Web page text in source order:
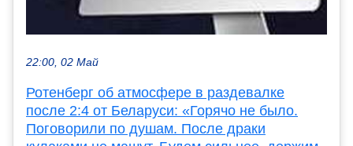
22:00, 02 Май
Ротенберг об атмосфере в раздевалке
после 2:4 от Беларуси: «Горячо не было.
Поговорили по душам. После драки